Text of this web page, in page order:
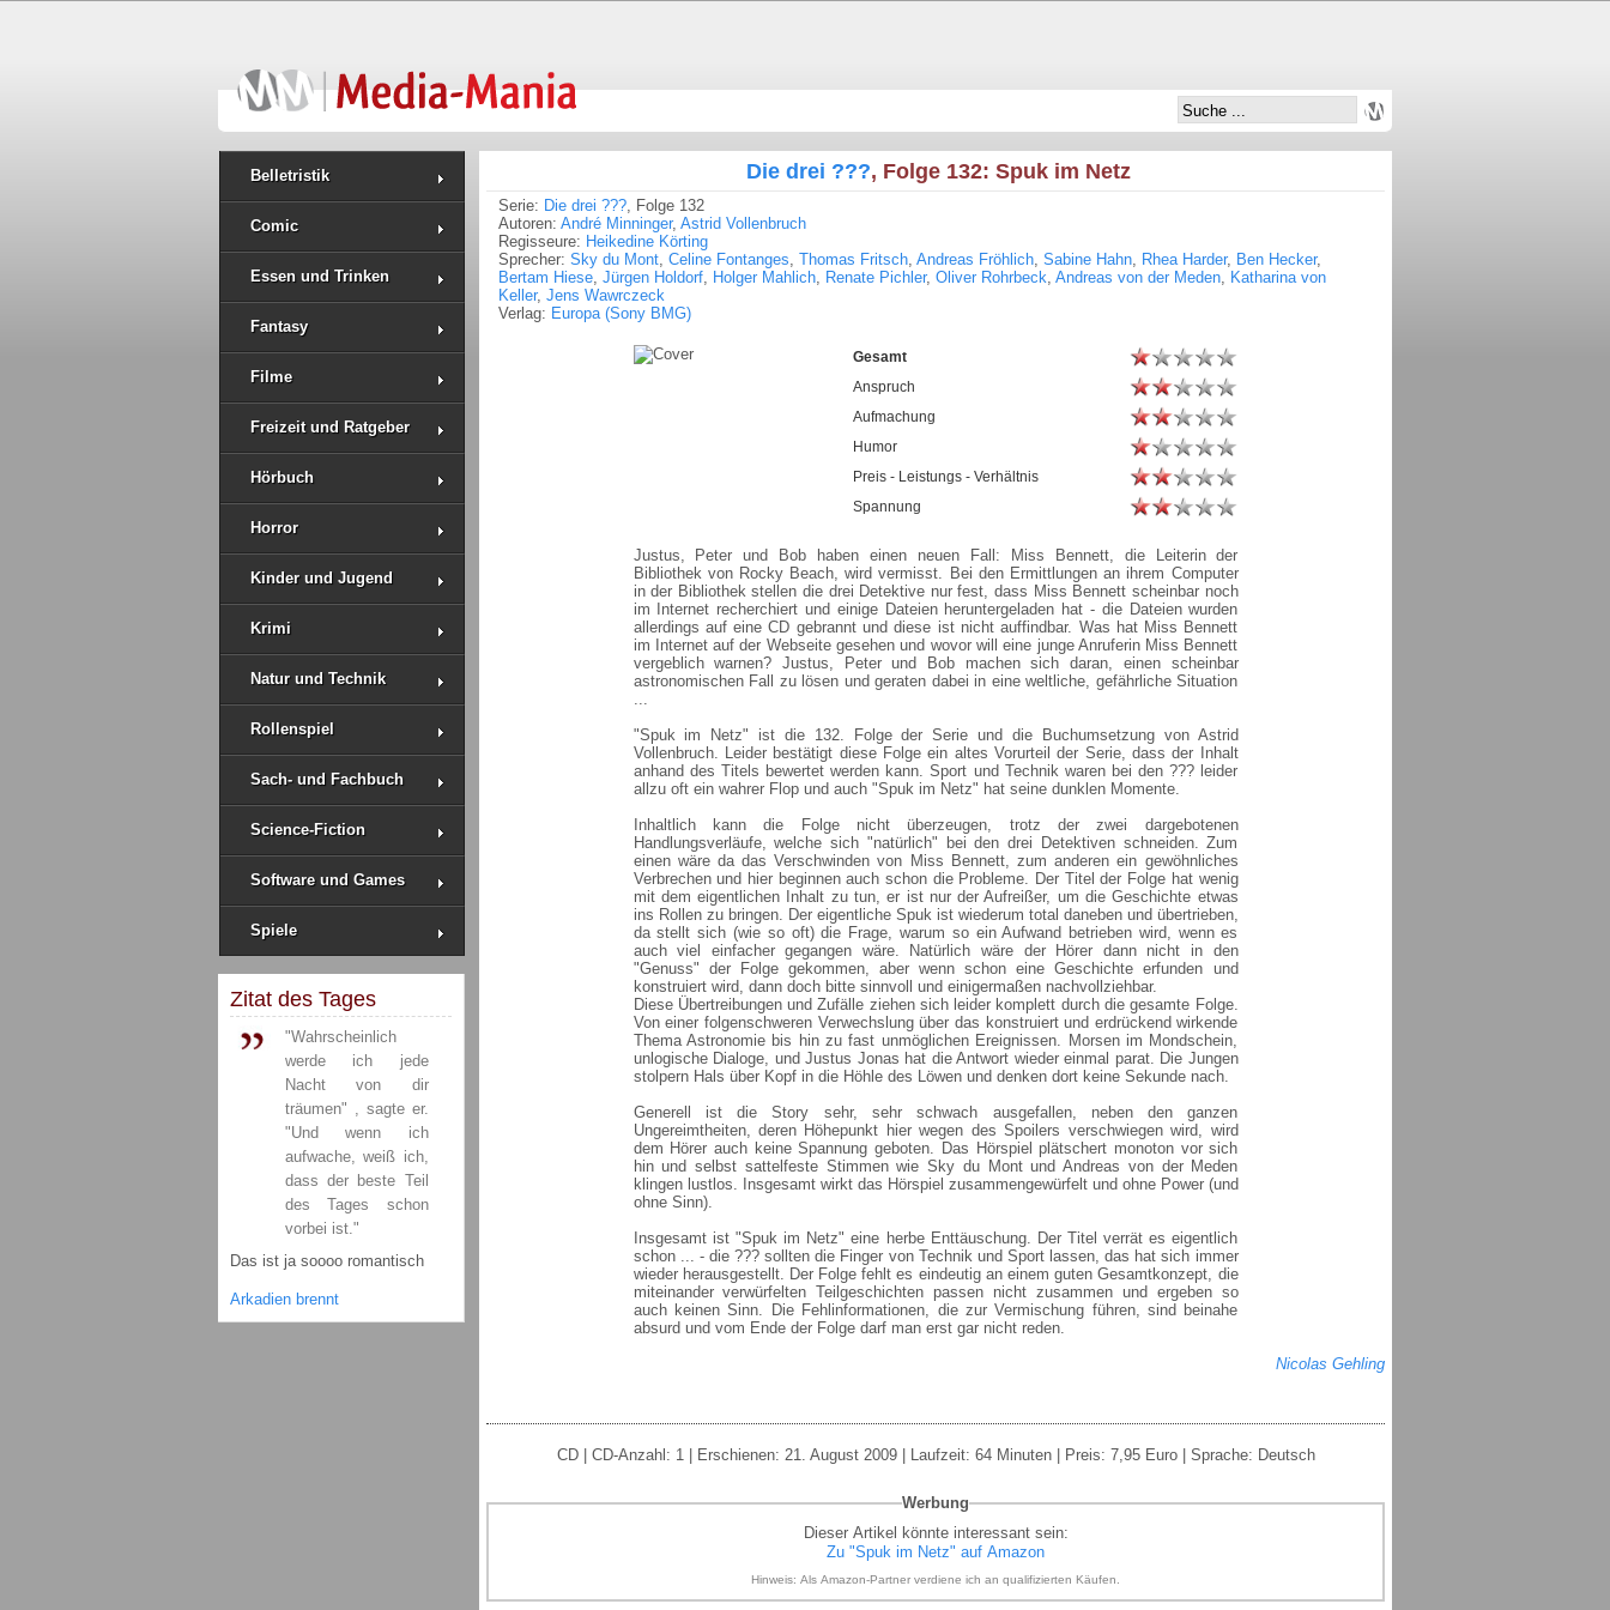
Belletristik
Comic
Essen und Trinken
Fantasy
Filme
Freizeit und Ratgeber
Hörbuch
Horror
Kinder und Jugend
Krimi
Natur und Technik
Rollenspiel
Sach- und Fachbuch
Science-Fiction
Software und Games
Spiele
Zitat des Tages
"Wahrscheinlich
werde ich jede
Nacht von dir
träumen" , sagte er.
"Und wenn ich
aufwache, weiß ich,
dass der beste Teil
des Tages schon
vorbei ist."
Das ist ja soooo romantisch
Arkadien brennt
Die drei ???, Folge 132: Spuk im Netz
Serie: Die drei ???, Folge 132
Autoren: André Minninger, Astrid Vollenbruch
Regisseure: Heikedine Körting
Sprecher: Sky du Mont, Celine Fontanges, Thomas Fritsch, Andreas Fröhlich, Sabine Hahn, Rhea Harder, Ben Hecker,
Bertam Hiese, Jürgen Holdorf, Holger Mahlich, Renate Pichler, Oliver Rohrbeck, Andreas von der Meden, Katharina von
Keller, Jens Wawrczeck
Verlag: Europa (Sony BMG)
Gesamt
Anspruch
Aufmachung
Humor
Preis - Leistungs - Verhältnis
Spannung
Justus, Peter und Bob haben einen neuen Fall: Miss Bennett, die Leiterin der
Bibliothek von Rocky Beach, wird vermisst. Bei den Ermittlungen an ihrem Computer
in der Bibliothek stellen die drei Detektive nur fest, dass Miss Bennett scheinbar noch
im Internet recherchiert und einige Dateien heruntergeladen hat - die Dateien wurden
allerdings auf eine CD gebrannt und diese ist nicht auffindbar. Was hat Miss Bennett
im Internet auf der Webseite gesehen und wovor will eine junge Anruferin Miss Bennett
vergeblich warnen? Justus, Peter und Bob machen sich daran, einen scheinbar
astronomischen Fall zu lösen und geraten dabei in eine weltliche, gefährliche Situation
...
"Spuk im Netz" ist die 132. Folge der Serie und die Buchumsetzung von Astrid
Vollenbruch. Leider bestätigt diese Folge ein altes Vorurteil der Serie, dass der Inhalt
anhand des Titels bewertet werden kann. Sport und Technik waren bei den ??? leider
allzu oft ein wahrer Flop und auch "Spuk im Netz" hat seine dunklen Momente.
Inhaltlich kann die Folge nicht überzeugen, trotz der zwei dargebotenen
Handlungsverläufe, welche sich "natürlich" bei den drei Detektiven schneiden. Zum
einen wäre da das Verschwinden von Miss Bennett, zum anderen ein gewöhnliches
Verbrechen und hier beginnen auch schon die Probleme. Der Titel der Folge hat wenig
mit dem eigentlichen Inhalt zu tun, er ist nur der Aufreißer, um die Geschichte etwas
ins Rollen zu bringen. Der eigentliche Spuk ist wiederum total daneben und übertrieben,
da stellt sich (wie so oft) die Frage, warum so ein Aufwand betrieben wird, wenn es
auch viel einfacher gegangen wäre. Natürlich wäre der Hörer dann nicht in den
"Genuss" der Folge gekommen, aber wenn schon eine Geschichte erfunden und
konstruiert wird, dann doch bitte sinnvoll und einigermaßen nachvollziehbar.
Diese Übertreibungen und Zufälle ziehen sich leider komplett durch die gesamte Folge.
Von einer folgenschweren Verwechslung über das konstruiert und erdrückend wirkende
Thema Astronomie bis hin zu fast unmöglichen Ereignissen. Morsen im Mondschein,
unlogische Dialoge, und Justus Jonas hat die Antwort wieder einmal parat. Die Jungen
stolpern Hals über Kopf in die Höhle des Löwen und denken dort keine Sekunde nach.
Generell ist die Story sehr, sehr schwach ausgefallen, neben den ganzen
Ungereimtheiten, deren Höhepunkt hier wegen des Spoilers verschwiegen wird, wird
dem Hörer auch keine Spannung geboten. Das Hörspiel plätschert monoton vor sich
hin und selbst sattelfeste Stimmen wie Sky du Mont und Andreas von der Meden
klingen lustlos. Insgesamt wirkt das Hörspiel zusammengewürfelt und ohne Power (und
ohne Sinn).
Insgesamt ist "Spuk im Netz" eine herbe Enttäuschung. Der Titel verrät es eigentlich
schon ... - die ??? sollten die Finger von Technik und Sport lassen, das hat sich immer
wieder herausgestellt. Der Folge fehlt es eindeutig an einem guten Gesamtkonzept, die
miteinander verwürfelten Teilgeschichten passen nicht zusammen und ergeben so
auch keinen Sinn. Die Fehlinformationen, die zur Vermischung führen, sind beinahe
absurd und vom Ende der Folge darf man erst gar nicht reden.
Nicolas Gehling
CD | CD-Anzahl: 1 | Erschienen: 21. August 2009 | Laufzeit: 64 Minuten | Preis: 7,95 Euro | Sprache: Deutsch
Werbung
Dieser Artikel könnte interessant sein:
Zu "Spuk im Netz" auf Amazon
Hinweis: Als Amazon-Partner verdiene ich an qualifizierten Käufen.